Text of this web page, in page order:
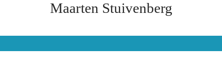
Maarten Stuivenberg